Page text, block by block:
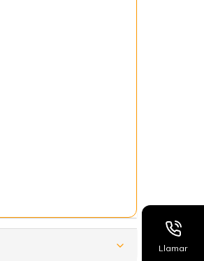
Llamar